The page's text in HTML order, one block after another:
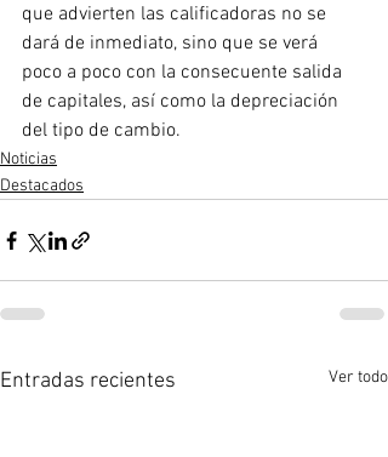
que advierten las calificadoras no se
dará de inmediato, sino que se verá
poco a poco con la consecuente salida
de capitales, así como la depreciación
del tipo de cambio.
Noticias
Destacados
Entradas recientes Ver todo